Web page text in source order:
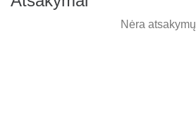
Nėra atsakymų